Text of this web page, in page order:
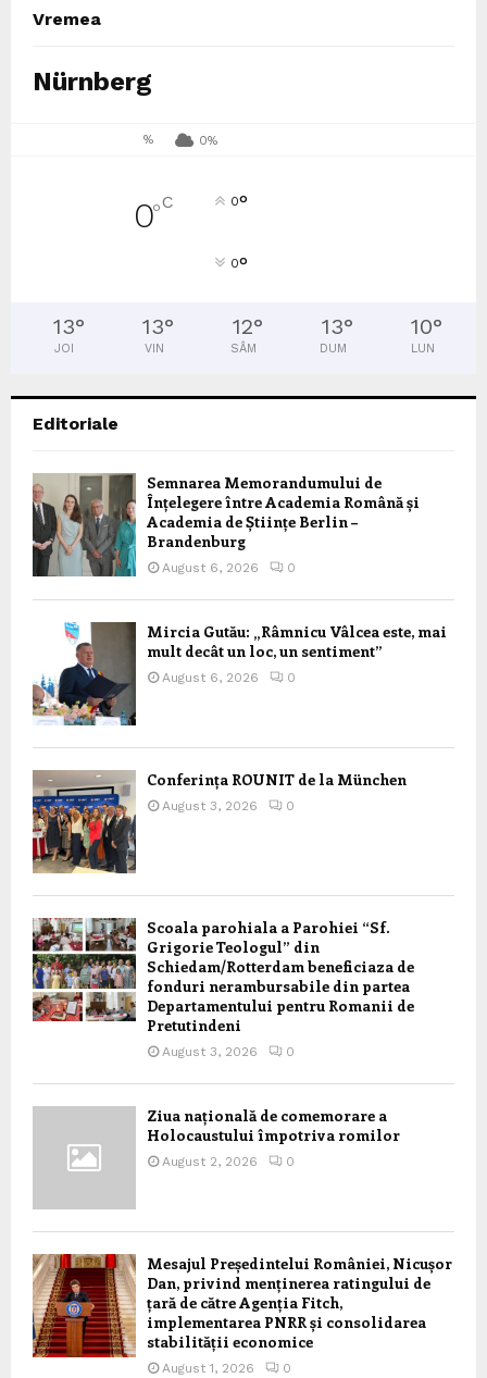
Vremea
Nürnberg
% 0%
0°C 0°
0°
13°
JOI
13°
VIN
12°
SÂM
13°
DUM
10°
LUN
Editoriale
Semnarea Memorandumului de
Înțelegere între Academia Română și
Academia de Științe Berlin –
Brandenburg
August 6, 2026 0
Mircia Gutău: „Râmnicu Vâlcea este, mai
mult decât un loc, un sentiment”
August 6, 2026 0
Conferința ROUNIT de la München
August 3, 2026 0
Scoala parohiala a Parohiei “Sf.
Grigorie Teologul” din
Schiedam/Rotterdam beneficiaza de
fonduri nerambursabile din partea
Departamentului pentru Romanii de
Pretutindeni
August 3, 2026 0
Ziua națională de comemorare a
Holocaustului împotriva romilor
August 2, 2026 0
Mesajul Președintelui României, Nicușor
Dan, privind menținerea ratingului de
țară de către Agenția Fitch,
implementarea PNRR și consolidarea
stabilității economice
August 1, 2026 0